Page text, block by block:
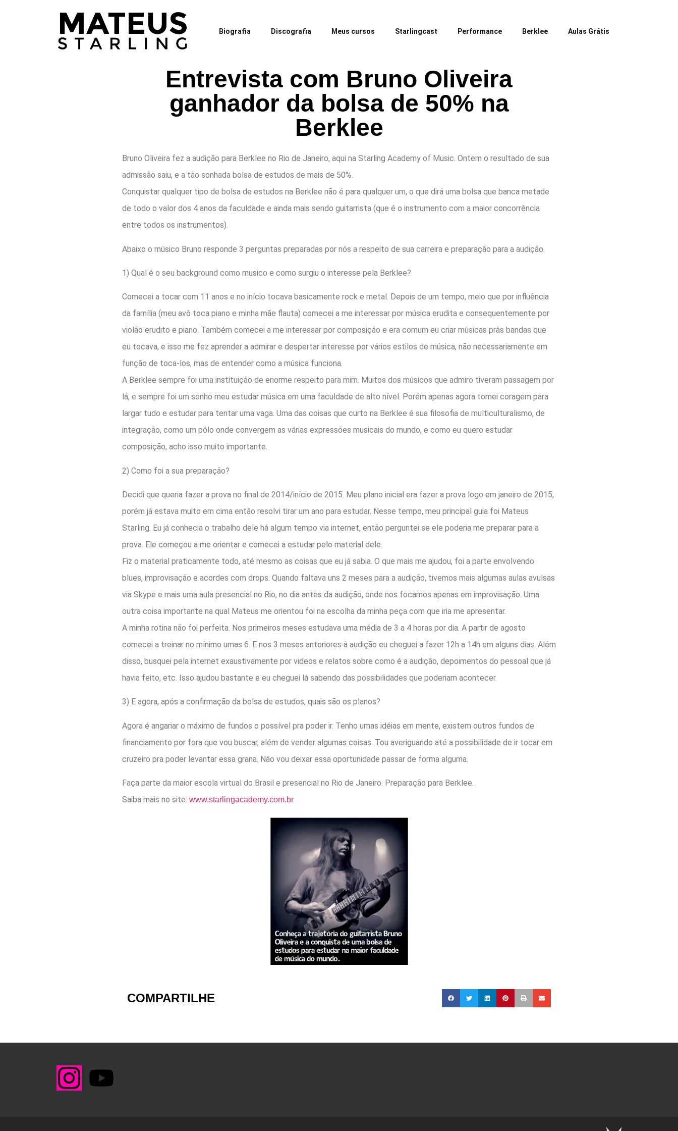
Biografia Discografia Meus cursos Starlingcast Performance Berklee Aulas Grátis
Entrevista com Bruno Oliveira
ganhador da bolsa de 50% na
Berklee
Bruno Oliveira fez a audição para Berklee no Rio de Janeiro, aqui na Starling Academy of Music. Ontem o resultado de sua
admissão saiu, e a tão sonhada bolsa de estudos de mais de 50%.
Conquistar qualquer tipo de bolsa de estudos na Berklee não é para qualquer um, o que dirá uma bolsa que banca metade
de todo o valor dos 4 anos da faculdade e ainda mais sendo guitarrista (que é o instrumento com a maior concorrência
entre todos os instrumentos).
Abaixo o músico Bruno responde 3 perguntas preparadas por nós a respeito de sua carreira e preparação para a audição.
1) Qual é o seu background como musico e como surgiu o interesse pela Berklee?
Comecei a tocar com 11 anos e no início tocava basicamente rock e metal. Depois de um tempo, meio que por influência
da família (meu avô toca piano e minha mãe flauta) comecei a me interessar por música erudita e consequentemente por
violão erudito e piano. Também comecei a me interessar por composição e era comum eu criar músicas pràs bandas que
eu tocava, e isso me fez aprender a admirar e despertar interesse por vários estilos de música, não necessariamente em
função de toca-los, mas de entender como a música funciona.
A Berklee sempre foi uma instituição de enorme respeito para mim. Muitos dos músicos que admiro tiveram passagem por
lá, e sempre foi um sonho meu estudar música em uma faculdade de alto nível. Porém apenas agora tomei coragem para
largar tudo e estudar para tentar uma vaga. Uma das coisas que curto na Berklee é sua filosofia de multiculturalismo, de
integração, como um pólo onde convergem as várias expressões musicais do mundo, e como eu quero estudar
composição, acho isso muito importante.
2) Como foi a sua preparação?
Decidi que queria fazer a prova no final de 2014/início de 2015. Meu plano inicial era fazer a prova logo em janeiro de 2015,
porém já estava muito em cima então resolvi tirar um ano para estudar. Nesse tempo, meu principal guia foi Mateus
Starling. Eu já conhecia o trabalho dele há algum tempo via internet, então perguntei se ele poderia me preparar para a
prova. Ele começou a me orientar e comecei a estudar pelo material dele.
Fiz o material praticamente todo, até mesmo as coisas que eu já sabia. O que mais me ajudou, foi a parte envolvendo
blues, improvisação e acordes com drops. Quando faltava uns 2 meses para a audição, tivemos mais algumas aulas avulsas
via Skype e mais uma aula presencial no Rio, no dia antes da audição, onde nos focamos apenas em improvisação. Uma
outra coisa importante na qual Mateus me orientou foi na escolha da minha peça com que iria me apresentar.
A minha rotina não foi perfeita. Nos primeiros meses estudava uma média de 3 a 4 horas por dia. A partir de agosto
comecei a treinar no mínimo umas 6. E nos 3 meses anteriores à audição eu cheguei a fazer 12h a 14h em alguns dias. Além
disso, busquei pela internet exaustivamente por videos e relatos sobre como é a audição, depoimentos do pessoal que já
havia feito, etc. Isso ajudou bastante e eu cheguei lá sabendo das possibilidades que poderiam acontecer.
3) E agora, após a confirmação da bolsa de estudos, quais são os planos?
Agora é angariar o máximo de fundos o possível pra poder ir. Tenho umas idéias em mente, existem outros fundos de
financiamento por fora que vou buscar, além de vender algumas coisas. Tou averiguando até a possibilidade de ir tocar em
cruzeiro pra poder levantar essa grana. Não vou deixar essa oportunidade passar de forma alguma.
Faça parte da maior escola virtual do Brasil e presencial no Rio de Janeiro. Preparação para Berklee.
Saiba mais no site: www.starlingacademy.com.br
COMPARTILHE